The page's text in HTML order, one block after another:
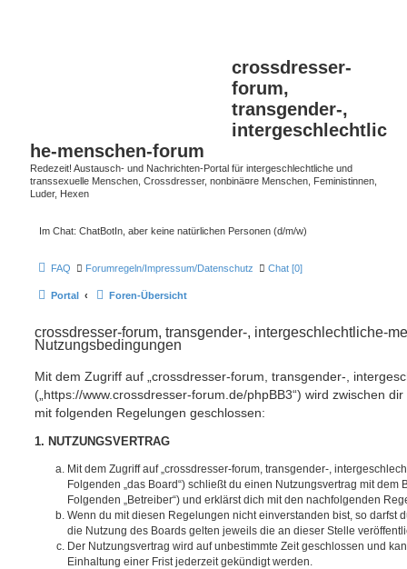
crossdresser-
forum,
transgender-,
intergeschlechtlic
he-menschen-forum
Redezeit! Austausch- und Nachrichten-Portal für intergeschlechtliche und
transsexuelle Menschen, Crossdresser, nonbinä¤re Menschen, Feministinnen,
Luder, Hexen
Im Chat: ChatBotIn, aber keine natürlichen Personen (d/m/w)
FAQ Forumregeln/Impressum/Datenschutz Chat [0]
Portal Foren-Übersicht
crossdresser-forum, transgender-, intergeschlechtliche-
Nutzungsbedingungen
Mit dem Zugriff auf „crossdresser-forum, transgender-,
(„https://www.crossdresser-forum.de/phpBB3“) wird zwischen
mit folgenden Regelungen geschlossen:
1. NUTZUNGSVERTRAG
Mit dem Zugriff auf „crossdresser-forum, transgender-,
Folgenden „das Board“) schließt du einen Nutzungsvertrag mit dem
Folgenden „Betreiber“) und erklärst dich mit den nachfolgenden
Wenn du mit diesen Regelungen nicht einverstanden bist, so darfst
die Nutzung des Boards gelten jeweils die an dieser Stelle
Der Nutzungsvertrag wird auf unbestimmte Zeit geschlossen und
Einhaltung einer Frist jederzeit gekündigt werden.